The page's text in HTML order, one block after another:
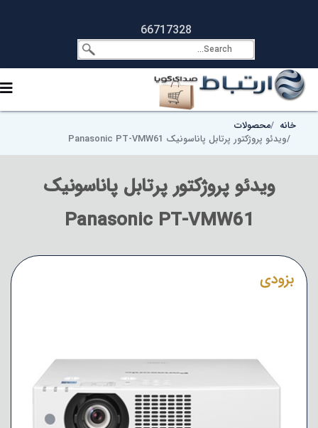
66717328
خانه
محصولات
ویدئو پروژکتور پرتابل پاناسونیک Panasonic PT-VMW61
ویدئو پروژکتور پرتابل پاناسونیک
Panasonic PT-VMW61